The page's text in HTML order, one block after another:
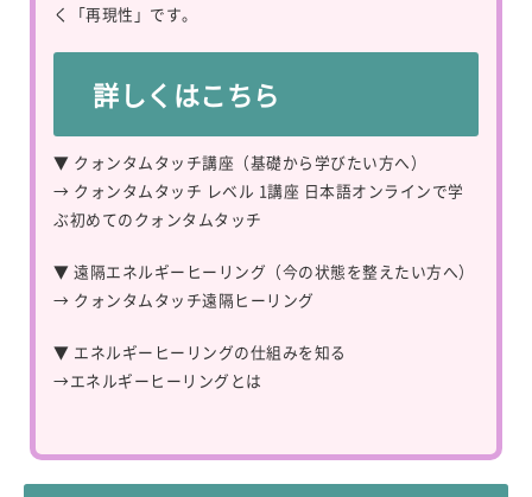
く「再現性」です。
詳しくはこちら
▼ クォンタムタッチ講座（基礎から学びたい方へ）
→ クォンタムタッチ レベル 1講座 日本語オンラインで学
ぶ初めてのクォンタムタッチ
▼ 遠隔エネルギーヒーリング（今の状態を整えたい方へ）
→ クォンタムタッチ遠隔ヒーリング
▼ エネルギーヒーリングの仕組みを知る
→ エネルギーヒーリングとは